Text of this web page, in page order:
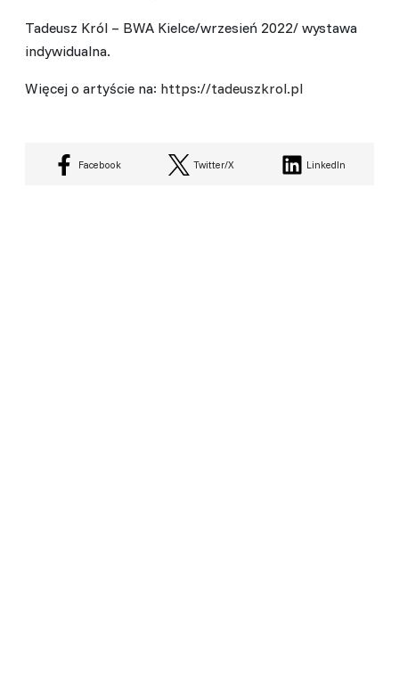
Tadeusz Król – BWA Kielce/wrzesień 2022/ wystawa
indywidualna.
Więcej o artyście na: https://tadeuszkrol.pl
Facebook Twitter/X LinkedIn